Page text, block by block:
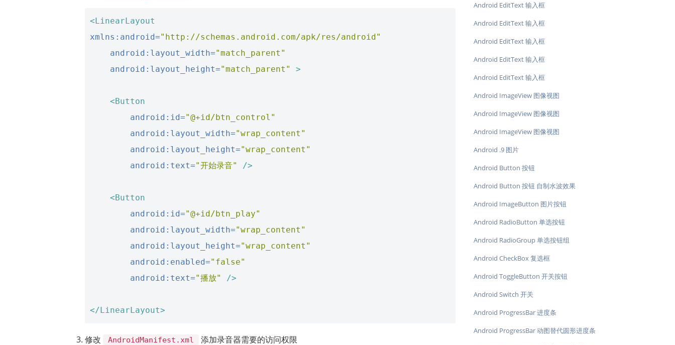
<LinearLayout
xmlns:android="http://schemas.android.com/apk/res/android"
android:layout_width="match_parent"
android:layout_height="match_parent" >
<Button
android:id="@+id/btn_control"
android:layout_width="wrap_content"
android:layout_height="wrap_content"
android:text="开始录音" />
<Button
android:id="@+id/btn_play"
android:layout_width="wrap_content"
android:layout_height="wrap_content"
android:enabled="false"
android:text="播放" />
</LinearLayout>
修改 AndroidManifest.xml 添加录音器需要的访问权限
Android EditText 输入框
Android EditText 输入框
Android EditText 输入框
Android EditText 输入框
Android EditText 输入框
Android ImageView 图像视图
Android ImageView 图像视图
Android ImageView 图像视图
Android .9 图片
Android Button 按钮
Android Button 按钮 自制水波效果
Android ImageButton 图片按钮
Android RadioButton 单选按钮
Android RadioGroup 单选按钮组
Android CheckBox 复选框
Android ToggleButton 开关按钮
Android Switch 开关
Android ProgressBar 进度条
Android ProgressBar 动图替代圆形进度条